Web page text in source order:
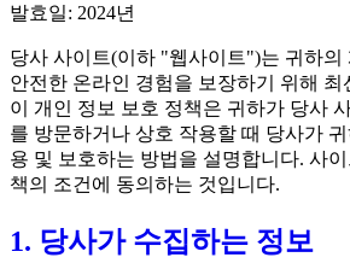
발효일: 2024년
당사 사이트(이하 "웹사이트")는 귀하의
안전한 온라인 경험을 보장하기 위해 최
이 개인 정보 보호 정책은 귀하가 당사
를 방문하거나 상호 작용할 때 당사가
용 및 보호하는 방법을 설명합니다. 사
책의 조건에 동의하는 것입니다.
1. 당사가 수집하는 정보